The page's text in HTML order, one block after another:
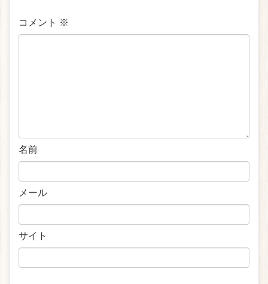
コメント ※
名前
メール
サイト